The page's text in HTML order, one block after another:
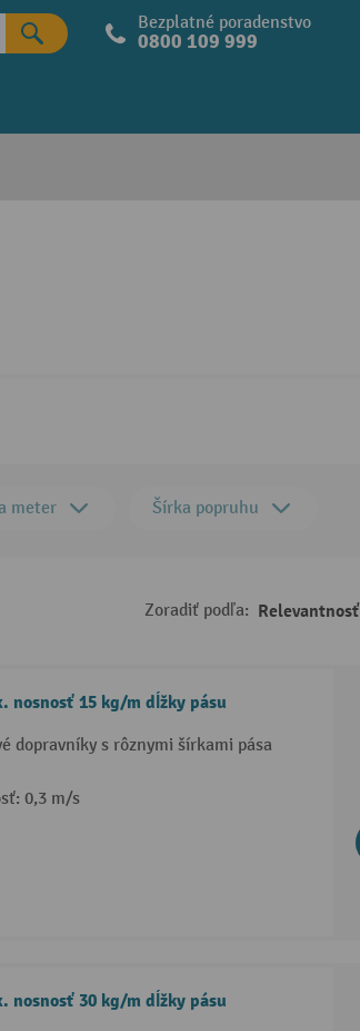
Bezplatné poradenstvo
0800 109 999
meter Šírka popruhu
Zoradiť podľa: Relevantnosť
nosnosť 15 kg/m dĺžky pásu
dopravníky s rôznymi šírkami pása
0,3 m/s
nosnosť 30 kg/m dĺžky pásu